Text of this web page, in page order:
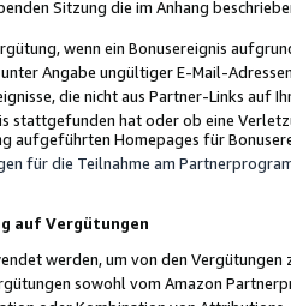
Sitzung die im Anhang
wenn ein Bonusereignis
Angabe ungültiger E-Mail-
die nicht aus Partner-Links auf
stattgefunden hat oder ob eine
aufgeführten Homepages für
für die Teilnahme am
auf Vergütungen
werden, um von den
sowohl vom Amazon